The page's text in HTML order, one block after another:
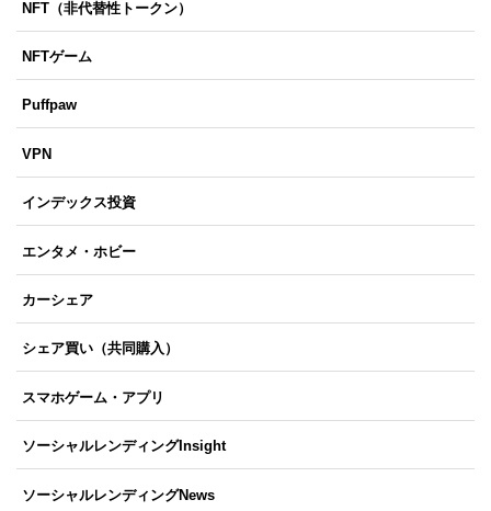
NFT（非代替性トークン）
NFTゲーム
Puffpaw
VPN
インデックス投資
エンタメ・ホビー
カーシェア
シェア買い（共同購入）
スマホゲーム・アプリ
ソーシャルレンディングInsight
ソーシャルレンディングNews